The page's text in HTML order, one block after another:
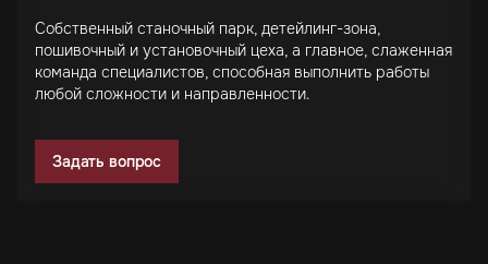
Собственный станочный парк, детейлинг-зона,
пошивочный и установочный цеха, а главное, слаженная
команда специалистов, способная выполнить работы
любой сложности и направленности.
Задать вопрос